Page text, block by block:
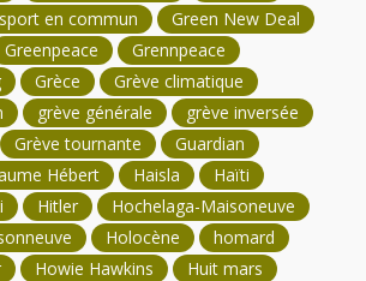
en commun
Green New Deal
Greenpeace
Grennpeace
Grèce
Grève climatique
grève générale
grève inversée
Grève tournante
Guardian
Hébert Haisla
Haïti
Hitler
Hochelaga-Maisoneuve
Holocène
homard
Howie Hawkins
Huit mars